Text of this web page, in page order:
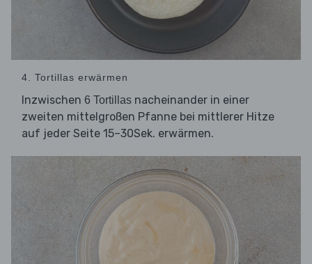
4. Tortillas erwärmen
Inzwischen 6 Tortillas nacheinander in einer
zweiten mittelgroßen Pfanne bei mittlerer Hitze
auf jeder Seite 15–30Sek. erwärmen.